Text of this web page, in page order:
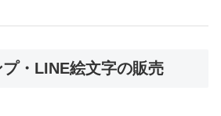
・LINE絵文字の販売